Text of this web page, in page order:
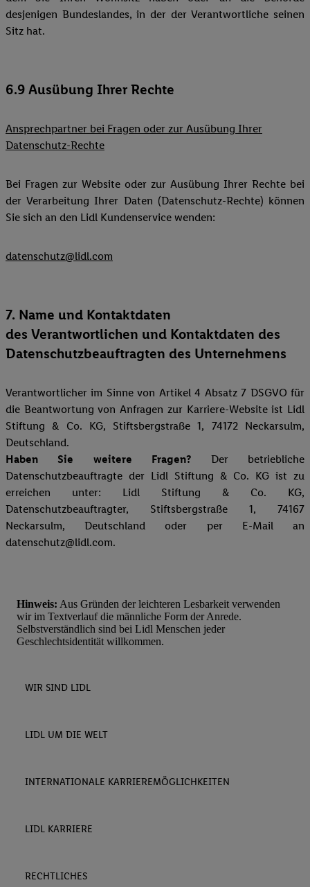
desjenigen Bundeslandes, in der der Verantwortliche seinen
Sitz hat.
6.9 Ausübung Ihrer Rechte
Ansprechpartner bei Fragen oder zur Ausübung Ihrer
Datenschutz-Rechte
Bei Fragen zur Website oder zur Ausübung Ihrer Rechte bei
der Verarbeitung Ihrer Daten (Datenschutz-Rechte) können
Sie sich an den Lidl Kundenservice wenden:
datenschutz@lidl.com
7. Name und Kontaktdaten
des Verantwortlichen und Kontaktdaten des
Datenschutzbeauftragten des Unternehmens
Verantwortlicher im Sinne von Artikel 4 Absatz 7 DSGVO für
die Beantwortung von Anfragen zur Karriere-Website ist Lidl
Stiftung & Co. KG, Stiftsbergstraße 1, 74172 Neckarsulm,
Deutschland.
Haben Sie weitere Fragen? Der betriebliche
Datenschutzbeauftragte der Lidl Stiftung & Co. KG ist zu
erreichen unter: Lidl Stiftung & Co. KG,
Datenschutzbeauftragter, Stiftsbergstraße 1, 74167
Neckarsulm, Deutschland oder per E-Mail an
datenschutz@lidl.com.
Hinweis: Aus Gründen der leichteren Lesbarkeit verwenden
wir im Textverlauf die männliche Form der Anrede.
Selbstverständlich sind bei Lidl Menschen jeder
Geschlechtsidentität willkommen.
WIR SIND LIDL
LIDL UM DIE WELT
INTERNATIONALE KARRIEREMÖGLICHKEITEN
LIDL KARRIERE
RECHTLICHES